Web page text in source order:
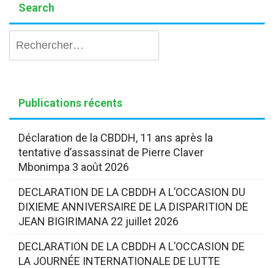
Search
Publications récents
Déclaration de la CBDDH, 11 ans après la
tentative d’assassinat de Pierre Claver
Mbonimpa 3 août 2026
DECLARATION DE LA CBDDH A L’OCCASION DU
DIXIEME ANNIVERSAIRE DE LA DISPARITION DE
JEAN BIGIRIMANA 22 juillet 2026
DECLARATION DE LA CBDDH A L’OCCASION DE
LA JOURNÉE INTERNATIONALE DE LUTTE